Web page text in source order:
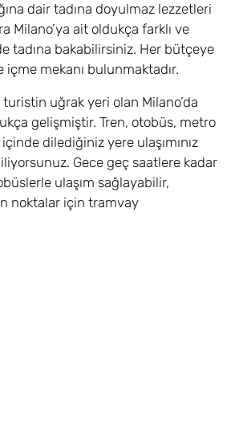
dair tadına doyulmaz lezzetleri
Milano’ya ait oldukça farklı ve
tadına bakabilirsiniz. Her bütçeye
mekanı bulunmaktadır.
uğrak yeri olan Milano’da
gelişmiştir. Tren, otobüs, metro
dilediğiniz yere ulaşımınız
Gece geç saatlere kadar
ulaşım sağlayabilir,
noktalar için tramvay